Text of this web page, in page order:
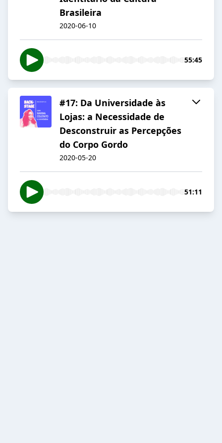
Brasileira
2020-06-10
55:45
#17: Da Universidade às
Lojas: a Necessidade de
Desconstruir as Percepções
do Corpo Gordo
2020-05-20
51:11